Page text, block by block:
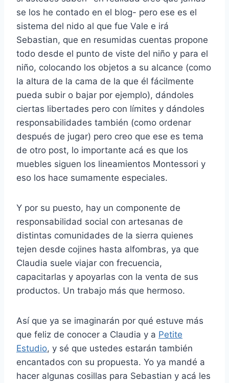
se los he contado en el blog- pero ese es el
sistema del nido al que fue Vale e irá
Sebastian, que en resumidas cuentas propone
todo desde el punto de viste del niño y para el
niño, colocando los objetos a su alcance (como
la altura de la cama de la que él fácilmente
pueda subir o bajar por ejemplo), dándoles
ciertas libertades pero con límites y dándoles
responsabilidades también (como ordenar
después de jugar) pero creo que ese es tema
de otro post, lo importante acá es que los
muebles siguen los lineamientos Montessori y
eso los hace sumamente especiales.
Y por su puesto, hay un componente de
responsabilidad social con artesanas de
distintas comunidades de la sierra quienes
tejen desde cojines hasta alfombras, ya que
Claudia suele viajar con frecuencia,
capacitarlas y apoyarlas con la venta de sus
productos. Un trabajo más que hermoso.
Así que ya se imaginarán por qué estuve más
que feliz de conocer a Claudia y a Petite
Estudio, y sé que ustedes estarán también
encantados con su propuesta. Yo ya mandé a
hacer algunas cosillas para Sebastian y acá les